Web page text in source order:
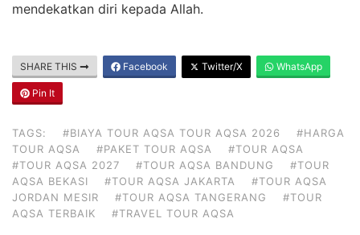
mendekatkan diri kepada Allah.
SHARE THIS Facebook Twitter/X WhatsApp
Pin It
TAGS: #BIAYA TOUR AQSA TOUR AQSA 2026
#HARGA
TOUR AQSA
#PAKET TOUR AQSA
#TOUR AQSA
#TOUR AQSA 2027
#TOUR AQSA BANDUNG
#TOUR
AQSA BEKASI
#TOUR AQSA JAKARTA
#TOUR AQSA
JORDAN MESIR
#TOUR AQSA TANGERANG
#TOUR
AQSA TERBAIK
#TRAVEL TOUR AQSA